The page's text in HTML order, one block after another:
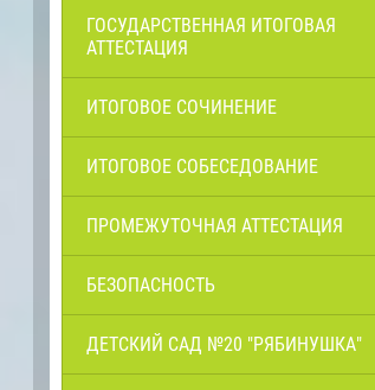
ГОСУДАРСТВЕННАЯ ИТОГОВАЯ
АТТЕСТАЦИЯ
ИТОГОВОЕ СОЧИНЕНИЕ
ИТОГОВОЕ СОБЕСЕДОВАНИЕ
ПРОМЕЖУТОЧНАЯ АТТЕСТАЦИЯ
БЕЗОПАСНОСТЬ
ДЕТСКИЙ САД №20 "РЯБИНУШКА"